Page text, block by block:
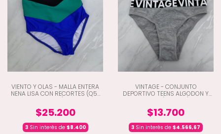
VIENTO Y OLAS - MALLA ENTERA
NENA LISA CON RECORTES (Q5-
$25.200
3Sin interés de $8.400
VINTAGE - CONJUNTO
DEPORTIVO TEENS ALGODON Y
$13.700
3 Sin interés de $4.566,67